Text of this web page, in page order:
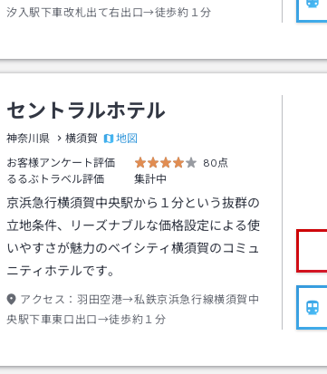
汐入駅下車改札出て右出口→徒歩約１分
セントラルホテル
神奈川県 横須賀
地図
お客様アンケート評価
80点
るるぶトラベル評価
集計中
京浜急行横須賀中央駅から１分という抜群の
立地条件、リーズナブルな価格設定による使
いやすさが魅力のベイシティ横須賀のコミュ
ニティホテルです。
アクセス： 羽田空港→私鉄京浜急行線横須賀中
央駅下車東口出口→徒歩約１分